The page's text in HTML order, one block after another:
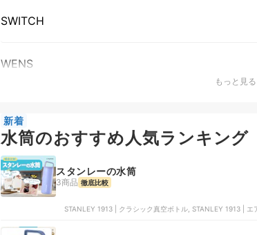
SWITCH
WENS
もっと見る
新着
水筒のおすすめ人気ランキング
スタンレーの水筒
3商品 徹底比較
STANLEY 1913 | クラシック真空ボトル, STANLEY 1913 |